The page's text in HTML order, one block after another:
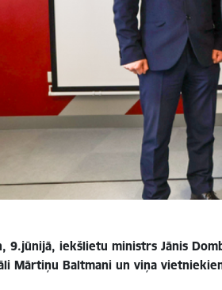
9.jūnijā, iekšlietu ministrs Jānis
Mārtiņu Baltmani un viņa